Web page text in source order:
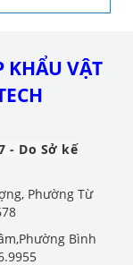
KHẨU VẬT
- Do Sở kế
Phường Từ
Bình